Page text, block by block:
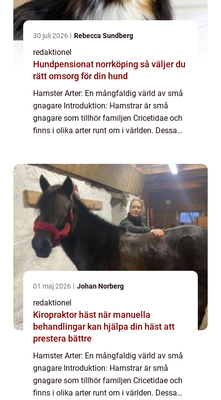
30 juli 2026 Rebecca Sundberg
redaktionel
Hundpensionat norrköping så väljer du
rätt omsorg för din hund
Hamster Arter: En mångfaldig värld av små
gnagare Introduktion: Hamstrar är små
gnagare som tillhör familjen Cricetidae och
finns i olika arter runt om i världen. Dessa
01 maj 2026 Johan Norberg
redaktionel
Kiropraktor häst när manuella
behandlingar kan hjälpa din häst att
prestera bättre
Hamster Arter: En mångfaldig värld av små
gnagare Introduktion: Hamstrar är små
gnagare som tillhör familjen Cricetidae och
finns i olika arter runt om i världen. Dessa